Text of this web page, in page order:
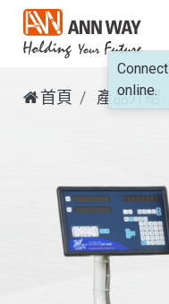
首頁 產品介紹
online.